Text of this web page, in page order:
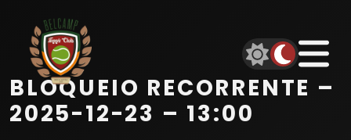
Início
Equipa
Serviços
BLOQUEIO RECORRENTE –
2025-12-23 – 13:00